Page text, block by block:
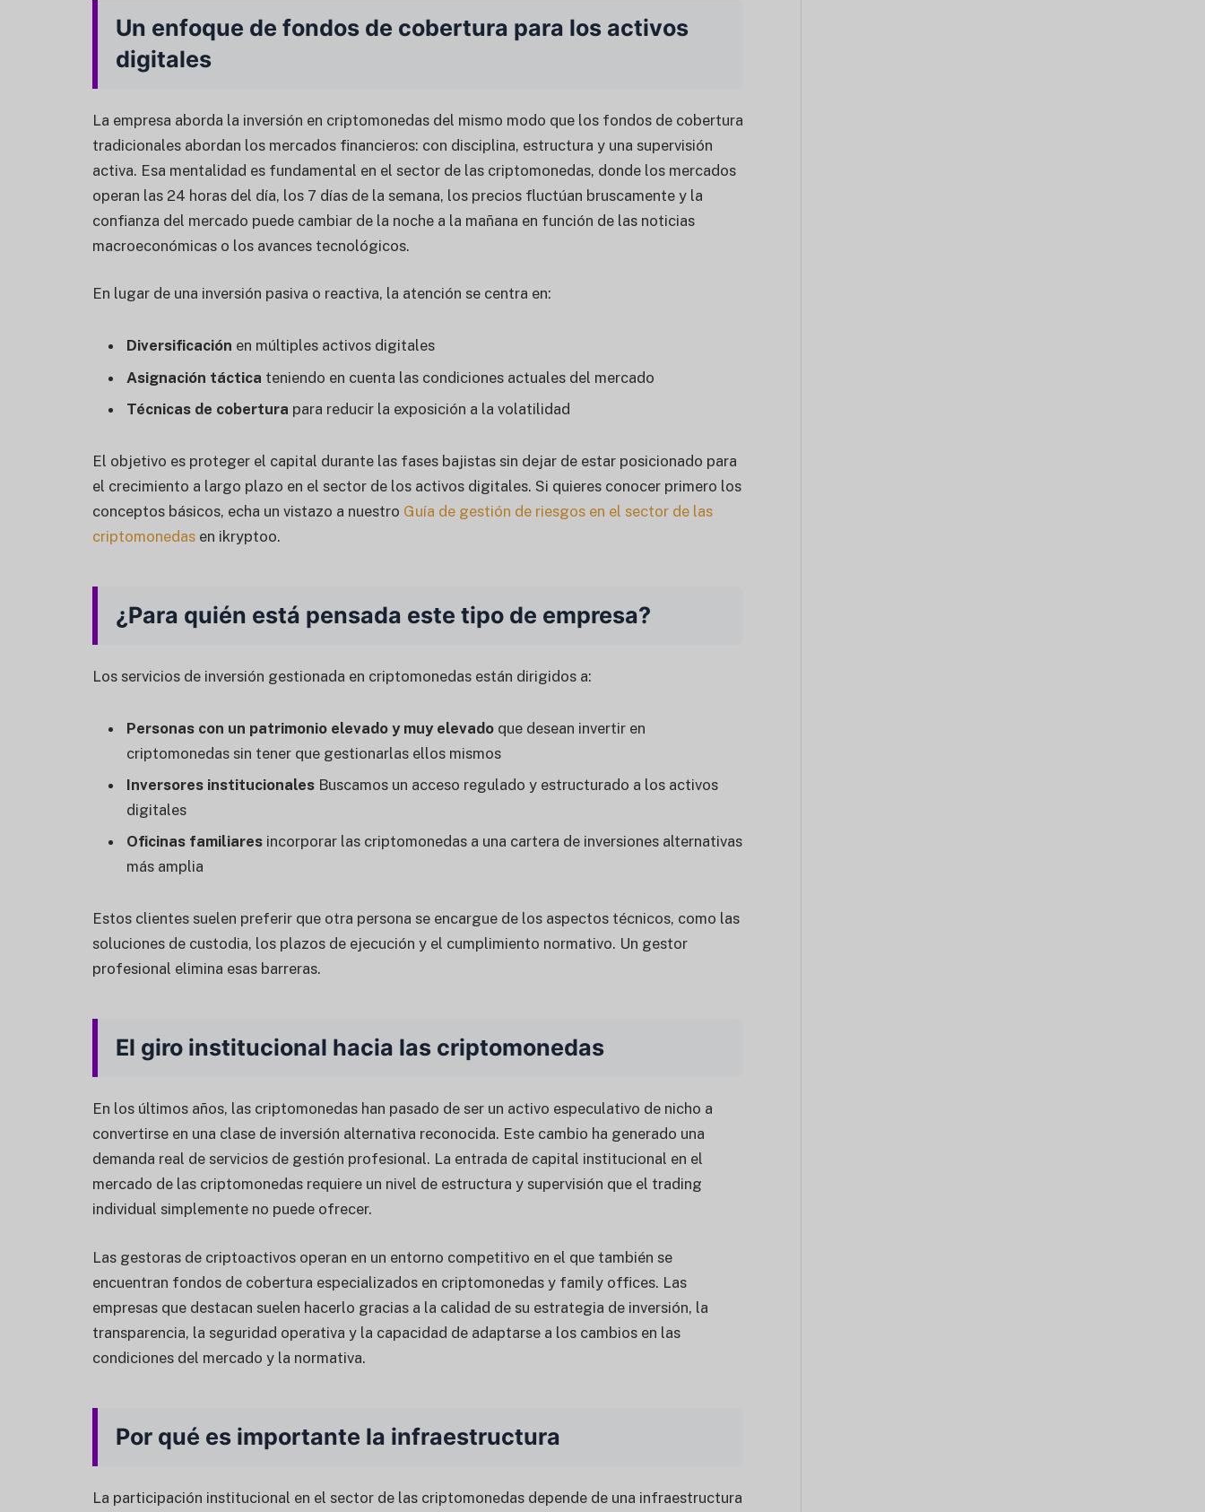
Un enfoque de fondos de cobertura para los activos
digitales
La empresa aborda la inversión en criptomonedas del mismo modo que los fondos de cobertura
tradicionales abordan los mercados financieros: con disciplina, estructura y una supervisión
activa. Esa mentalidad es fundamental en el sector de las criptomonedas, donde los mercados
operan las 24 horas del día, los 7 días de la semana, los precios fluctúan bruscamente y la
confianza del mercado puede cambiar de la noche a la mañana en función de las noticias
macroeconómicas o los avances tecnológicos.
En lugar de una inversión pasiva o reactiva, la atención se centra en:
Diversificación en múltiples activos digitales
Asignación táctica teniendo en cuenta las condiciones actuales del mercado
Técnicas de cobertura para reducir la exposición a la volatilidad
El objetivo es proteger el capital durante las fases bajistas sin dejar de estar posicionado para
el crecimiento a largo plazo en el sector de los activos digitales. Si quieres conocer primero los
conceptos básicos, echa un vistazo a nuestro Guía de gestión de riesgos en el sector de las
criptomonedas en ikryptoo.
¿Para quién está pensada este tipo de empresa?
Los servicios de inversión gestionada en criptomonedas están dirigidos a:
Personas con un patrimonio elevado y muy elevado que desean invertir en
criptomonedas sin tener que gestionarlas ellos mismos
Inversores institucionales Buscamos un acceso regulado y estructurado a los activos
digitales
Oficinas familiares incorporar las criptomonedas a una cartera de inversiones alternativas
más amplia
Estos clientes suelen preferir que otra persona se encargue de los aspectos técnicos, como las
soluciones de custodia, los plazos de ejecución y el cumplimiento normativo. Un gestor
profesional elimina esas barreras.
El giro institucional hacia las criptomonedas
En los últimos años, las criptomonedas han pasado de ser un activo especulativo de nicho a
convertirse en una clase de inversión alternativa reconocida. Este cambio ha generado una
demanda real de servicios de gestión profesional. La entrada de capital institucional en el
mercado de las criptomonedas requiere un nivel de estructura y supervisión que el trading
individual simplemente no puede ofrecer.
Las gestoras de criptoactivos operan en un entorno competitivo en el que también se
encuentran fondos de cobertura especializados en criptomonedas y family offices. Las
empresas que destacan suelen hacerlo gracias a la calidad de su estrategia de inversión, la
transparencia, la seguridad operativa y la capacidad de adaptarse a los cambios en las
condiciones del mercado y la normativa.
Por qué es importante la infraestructura
La participación institucional en el sector de las criptomonedas depende de una infraestructura